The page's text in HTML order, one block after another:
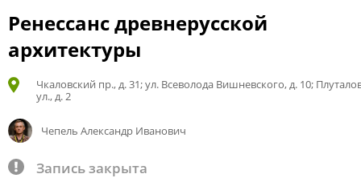
Ренессанс древнерусской
архитектуры
Чкаловский пр., д. 31; ул. Всеволода Вишневского, д. 10;
ул., д. 2
Чепель Александр Иванович
Запись закрыта